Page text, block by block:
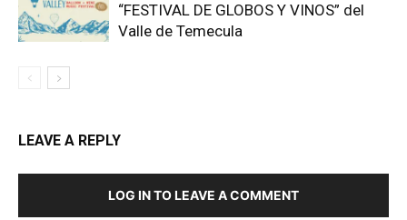
“FESTIVAL DE GLOBOS Y VINOS” del
Valle de Temecula
LEAVE A REPLY
LOG IN TO LEAVE A COMMENT